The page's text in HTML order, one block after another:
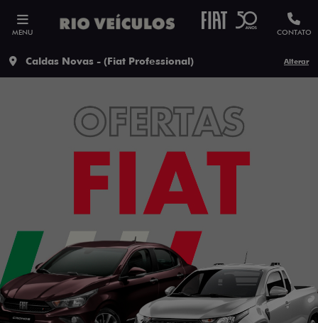
MENU CONTATO
Caldas Novas - (Fiat Professional) Alterar